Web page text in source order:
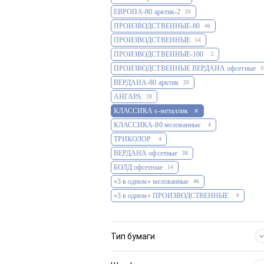
ЕВРОПА-80 арктик-2 20
ПРОИЗВОДСТВЕННЫЕ-80 46
ПРОИЗВОДСТВЕННЫЕ 54
ПРОИЗВОДСТВЕННЫЕ-100 2
ПРОИЗВОДСТВЕННЫЕ ВЕРДАНА офсетные
ВЕРДАНА-80 арктик 20
АНГАРА 28
КЛАССИКА s-металлик
КЛАССИКА-80 мелованные
4
ТРИКОЛОР 4
ВЕРДАНА офсетные 38
БОЛД офсетные 14
«3 в одном» мелованные 46
«3 в одном» ПРОИЗВОДСТВЕННЫЕ 9
Тип бумаги
мелованная 90 г/м2
мелованная глянцевая 90 г/м2
мини 3-сп (3 х 297*145)